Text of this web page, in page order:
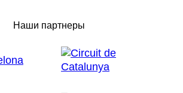
Наши партнеры